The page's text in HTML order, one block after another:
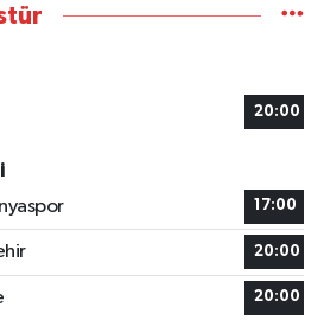
20:00
17:00
20:00
20:00